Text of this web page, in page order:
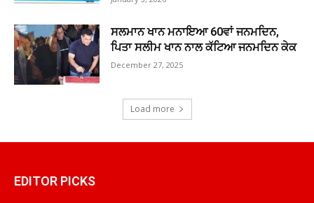
ਸਲਮਾਨ ਖਾਨ ਮਨਾਇਆ 60ਵਾਂ ਜਨਮਦਿਨ,
ਪਿਤਾ ਸਲੀਮ ਖਾਨ ਨਾਲ ਕੱਟਿਆ ਜਨਮਦਿਨ ਕੇਕ
December 27, 2025
Load more
EDITOR PICKS